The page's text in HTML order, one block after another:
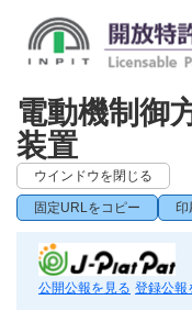
電動機制御
装置
ウインドウを閉じる
固定URLをコピー 印
公開公報を見る 登録公報